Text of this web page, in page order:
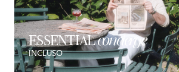
ESSENTIALconcierge
INCLUSO